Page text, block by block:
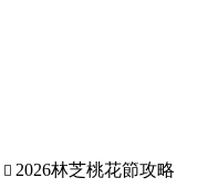
 2026林芝桃花節攻略